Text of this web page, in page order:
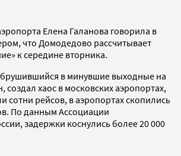
Елена Галанова говорила в
что Домодедово рассчитывает
к середине вторника.
в минувшие выходные на
создал хаос в московских аэропортах,
сотни рейсов, в аэропортах скопились
По данным Ассоциации
задержки коснулись более 20 000